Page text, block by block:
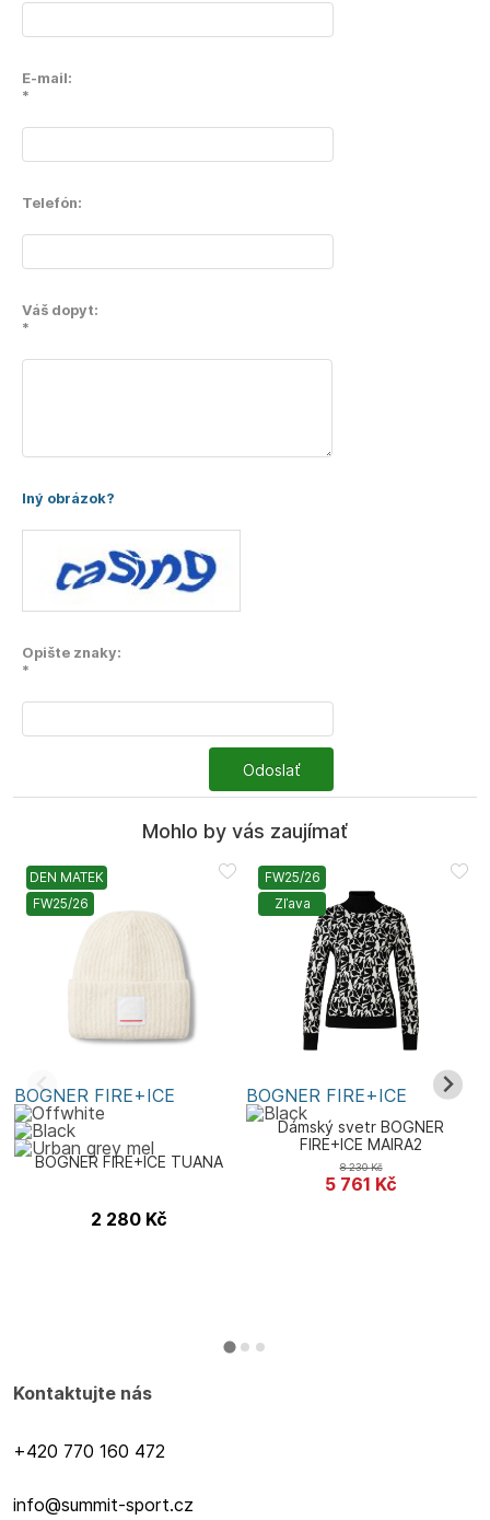
E-mail:
*
Telefón:
Váš dopyt:
*
Iný obrázok?
Opište znaky:
*
Odoslať
Mohlo by vás zaujímať
DEN MATEK
FW25/26
BOGNER FIRE+ICE
BOGNER FIRE+ICE TUANA
2 280 Kč
FW25/26
Zľava
BOGNER FIRE+ICE
Dámský svetr BOGNER
FIRE+ICE MAIRA2
5 761 Kč
8 230Kč
Kontaktujte nás
+420 770 160 472
info@summit-sport.cz